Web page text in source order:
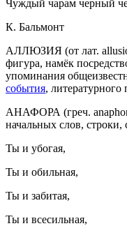
Чуждый чарам черный
К. Бальмонт
АЛЛЮЗИЯ (от лат.
фигура, намёк
упоминания
события, литературного
АНАФОРА (греч.
начальных слов,
Ты и убогая,
Ты и обильная,
Ты и забитая,
Ты и всесильная,